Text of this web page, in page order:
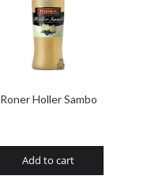
Roner Holler Sambo
Add to cart